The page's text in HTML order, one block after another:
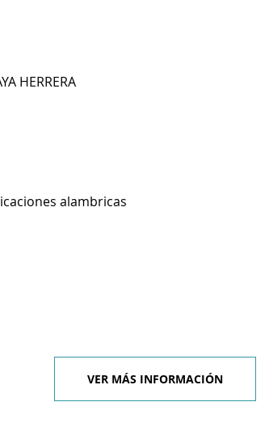
HERRERA
alambricas
VER MÁS INFORMACIÓN